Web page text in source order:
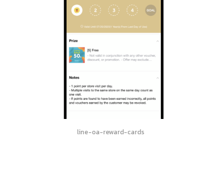
line-oa-reward-cards